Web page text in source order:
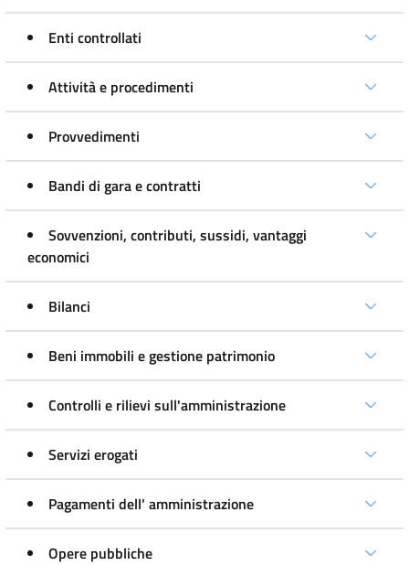
Enti controllati
Attività e procedimenti
Provvedimenti
Bandi di gara e contratti
Sovvenzioni, contributi, sussidi, vantaggi
economici
Bilanci
Beni immobili e gestione patrimonio
Controlli e rilievi sull'amministrazione
Servizi erogati
Pagamenti dell' amministrazione
Opere pubbliche